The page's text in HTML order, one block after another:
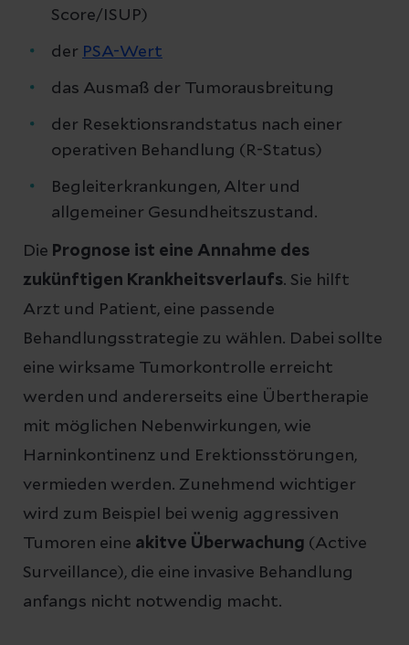
Score/ISUP)
der PSA-Wert
das Ausmaß der Tumorausbreitung
der Resektionsrandstatus nach einer
operativen Behandlung (R-Status)
Begleiterkrankungen, Alter und
allgemeiner Gesundheitszustand.
Die Prognose ist eine Annahme des
zukünftigen Krankheitsverlaufs. Sie hilft
Arzt und Patient, eine passende
Behandlungsstrategie zu wählen. Dabei sollte
eine wirksame Tumorkontrolle erreicht
werden und andererseits eine Übertherapie
mit möglichen Nebenwirkungen, wie
Harninkontinenz und Erektionsstörungen,
vermieden werden. Zunehmend wichtiger
wird zum Beispiel bei wenig aggressiven
Tumoren eine akitve Überwachung (Active
Surveillance), die eine invasive Behandlung
anfangs nicht notwendig macht.